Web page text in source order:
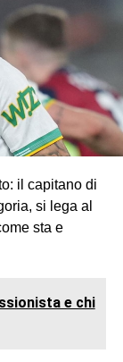
il capitano di
si lega al
sta e
e chi